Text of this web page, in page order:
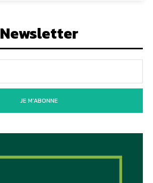
Newsletter
JE M'ABONNE